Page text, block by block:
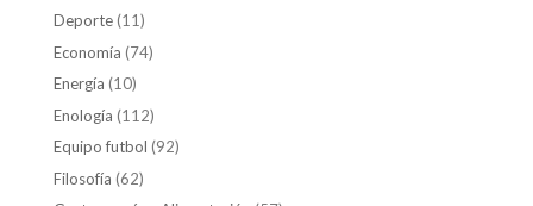
Deporte(11)
Economía (74)
Energía (10)
Enología (112)
Equipo futbol (92)
Filosofía (62)